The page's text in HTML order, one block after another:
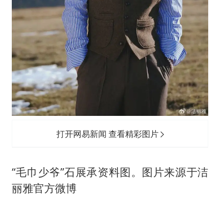
打开网易新闻 查看精彩图片
“毛巾少爷”石展承资料图。图片来源于洁
丽雅官方微博